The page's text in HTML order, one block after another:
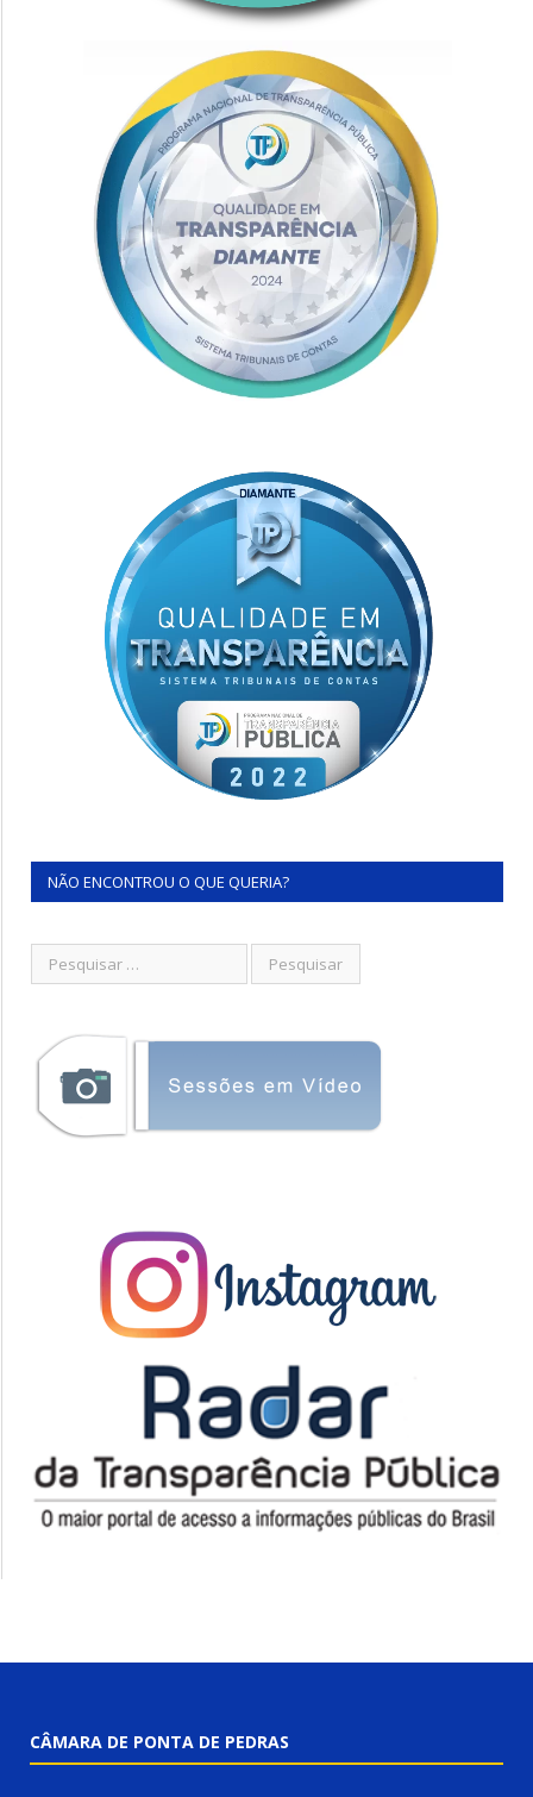
NÃO ENCONTROU O QUE QUERIA?
CÂMARA DE PONTA DE PEDRAS